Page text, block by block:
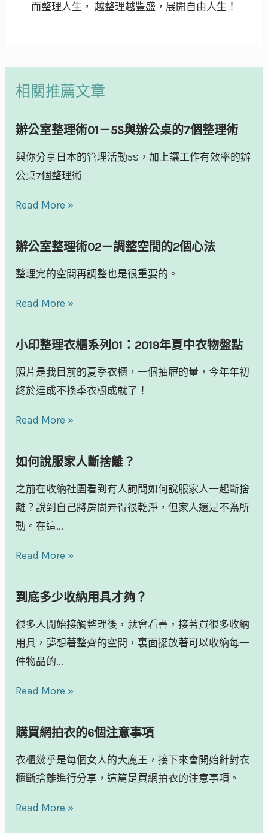
而整理人生， 越整理越豐盛，展開自由人生！
相關推薦文章
辦公室整理術01－5S與辦公桌的7個整理術
與你分享日本的管理活動5S，加上讓工作有效率的辦
公桌7個整理術
Read More »
辦公室整理術02－調整空間的2個心法
整理完的空間再調整也是很重要的。
Read More »
小印整理衣櫃系列01：2019年夏中衣物盤點
照片是我目前的夏季衣櫃，一個抽屜的量，今年年初
終於達成不換季衣櫥成就了！
Read More »
如何說服家人斷捨離？
之前在收納社團看到有人詢問如何說服家人一起斷捨
離？說到自己將房間弄得很乾淨，但家人還是不為所
動。在這...
Read More »
到底多少收納用具才夠？
很多人開始接觸整理後，就會看書，接著買很多收納
用具，夢想著整齊的空間，裏面擺放著可以收納每一
件物品的...
Read More »
購買網拍衣的6個注意事項
衣櫃幾乎是每個女人的大魔王，接下來會開始針對衣
櫃斷捨離進行分享，這篇是買網拍衣的注意事項。
Read More »